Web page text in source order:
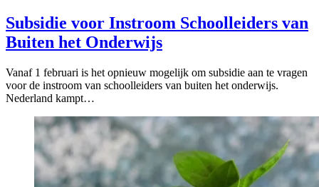
Subsidie voor Instroom Schoolleiders van
Buiten het Onderwijs
Vanaf 1 februari is het opnieuw mogelijk om subsidie aan te vragen
voor de instroom van schoolleiders van buiten het onderwijs.
Nederland kampt…